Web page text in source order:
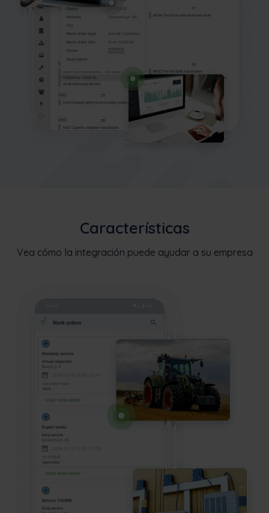
Características
Vea cómo la integración puede ayudar a su empresa